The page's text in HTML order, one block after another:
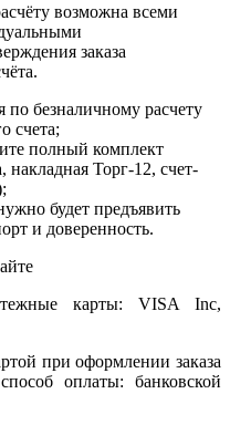
возможна всеми
заказа
по безналичному расчету
счета;
полный комплект
накладная Торг-12, счет-
будет предъявить
и доверенность.
карты: VISA Inc,
при оформлении заказа
оплаты: банковской